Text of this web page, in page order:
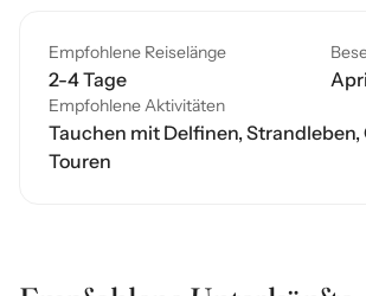
Empfohlene Reiselänge
2-4 Tage
Empfohlene Aktivitäten
Tauchen mit Delfinen,
Touren